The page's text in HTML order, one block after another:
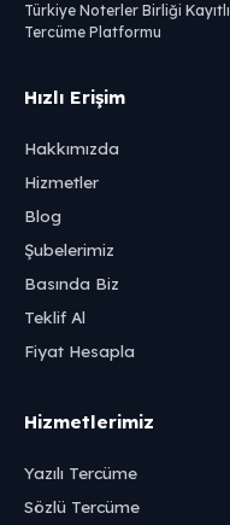
Türkiye Noterler Birliği Kayıtlı
Tercüme Platformu
Hızlı Erişim
Hakkımızda
Hizmetler
Blog
Şubelerimiz
Basında Biz
Teklif Al
Fiyat Hesapla
Hizmetlerimiz
Yazılı Tercüme
Sözlü Tercüme